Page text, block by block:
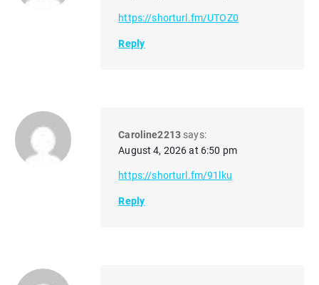
https://shorturl.fm/UTOZ0
Reply
Caroline2213 says:
August 4, 2026 at 6:50 pm
https://shorturl.fm/91lku
Reply